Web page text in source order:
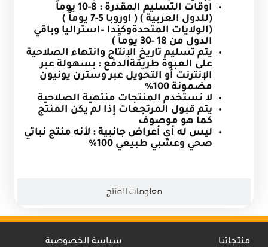
معلومات المنتج
اوقات التسليم المقدرة :
8-10 يوماً
(للدول العربية ) ( اوروبا 5-7 يوماً )
(الولايات المتحدةوكندا –استراليا وباقي
الدول من 18 -30 يوماً )
يتم تسليم تاريخ الإنتاج وانتهاء الصلاحية
على العبوة طريقةالدفع : بسهولة عبر
الإنترنت أو التحويل عبر وسترن يونيون
مضمونة 100%
لا نستخدم المنتجات منتهية الصلاحية
يتم قبول المرتجعات إذا لم يكن المنتج
كما هو موصوف
ليس له أي أعراض جانبية : لأنه منتج نباتي
صحي وعشبي طبيعي 100
%
منتجاتنا سياسة الخصوصية